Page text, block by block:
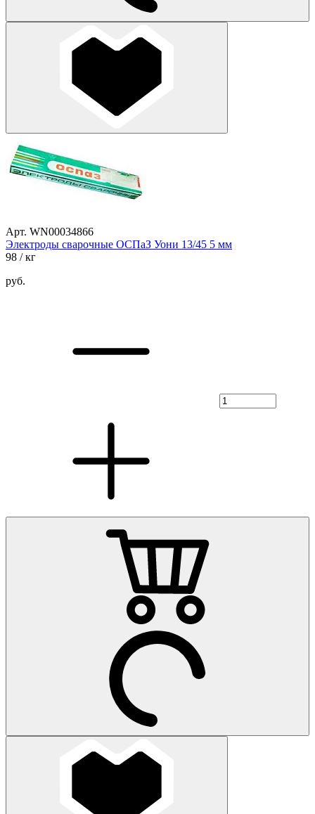
Арт. WN00034866
Электроды сварочные ОСПаЗ Уони 13/45 5 мм
98 / кг
руб.